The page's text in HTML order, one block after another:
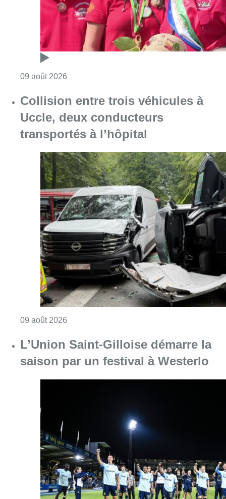
09 août 2026Consulter l'article "Collision entre trois
L’Union Saint-Gilloise démarre la
saison par un festival à Westerlo
09 août 2026 Consulter l'article "L’Union Saint-Gilloise
Partager l'article
Facebook
TwitterWhatsApp
Share
07 novembre 2019- 18h02